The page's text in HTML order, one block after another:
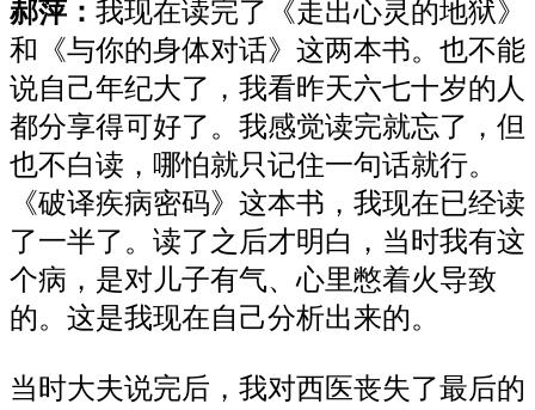
郝萍： 我现在读完了《走出心灵的地狱》
和《与你的身体对话》这两本书。也不能
说自己年纪大了，我看昨天六七十岁的人
都分享得可好了。我感觉读完就忘了，但
也不白读，哪怕就只记住一句话就行。
《破译疾病密码》这本书，我现在已经读
了一半了。读了之后才明白，当时我有这
个病，是对儿子有气、心里憋着火导致
的。这是我现在自己分析出来的。
当时大夫说完后，我对西医丧失了最后的